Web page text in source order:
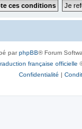
parphpBB® Forum
française officielle
Confidentialité |